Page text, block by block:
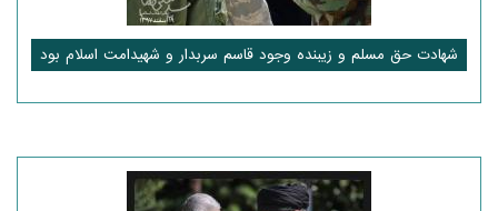
شهادت حق مسلم و زیبنده وجود قاسم سربدار و شهیدامت اسلام بود